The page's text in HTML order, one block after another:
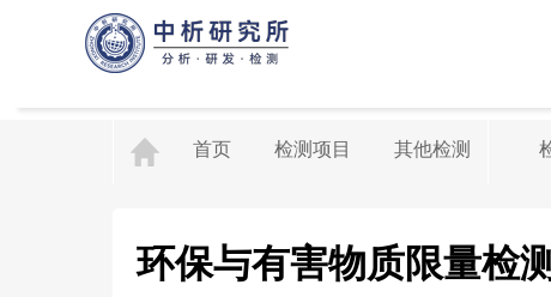
首页 检测项目 其他检测
环保与有害物质限量检测